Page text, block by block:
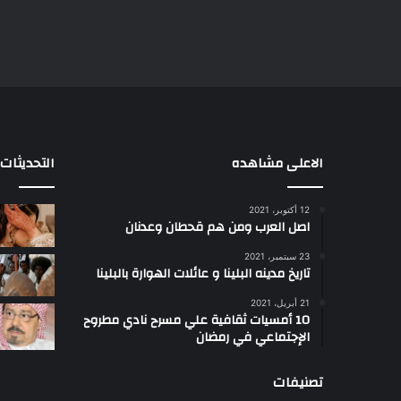
الاعلى مشاهده
12 أكتوبر، 2021
اصل العرب ومن هم قحطان وعدنان
23 سبتمبر، 2021
تاريخ مدينه البلينا و عائلات الهوارة بالبلينا
21 أبريل، 2021
10 أمسيات ثقافية علي مسرح نادي مطروح
الإجتماعي في رمضان
تصنيفات
التحديثات